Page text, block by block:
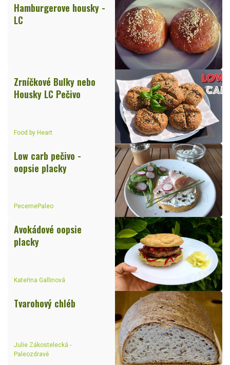
Hamburgerove housky -
LC
Zrníčkové Bulky nebo
Housky LC Pečivo
Food by Heart
Low carb pečivo -
oopsie placky
PecemePaleo
Avokádové oopsie
placky
Kateřina Gallinová
Tvarohový chléb
Julie Zákostelecká -
Paleozdravě